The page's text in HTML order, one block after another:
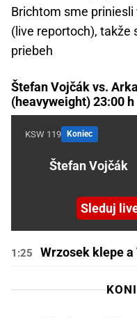
Brichtom sme
(live reportoch), takže
priebeh
Štefan Vojčák vs.
(heavyweight) 23:00 h
KSW 119 Koniec
Štefan Vojčák
Sleduj
1:25 Wrzosek klepe